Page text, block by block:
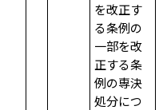
を改正す
る条例の
一部を改
正する条
例の専決
処分につ